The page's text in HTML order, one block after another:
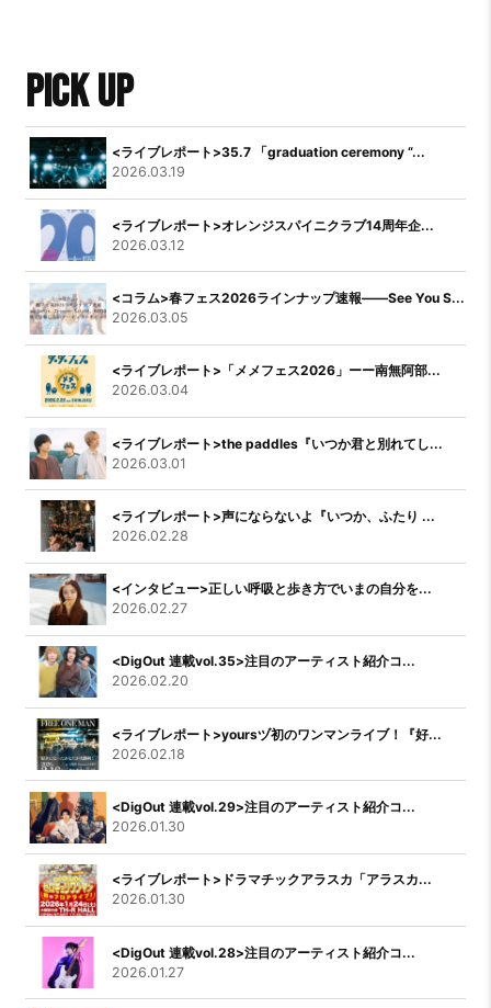
PICK UP
<ライブレポート>35.7 「graduation ceremony “...
2026.03.19
<ライブレポート>オレンジスパイニクラブ14周年企...
2026.03.12
<コラム>春フェス2026ラインナップ速報――See You S...
2026.03.05
<ライブレポート>「メメフェス2026」ーー南無阿部...
2026.03.04
<ライブレポート>the paddles『いつか君と別れてし...
2026.03.01
<ライブレポート>声にならないよ『いつか、ふたり ...
2026.02.28
<インタビュー>正しい呼吸と歩き方でいまの自分を...
2026.02.27
<DigOut 連載vol.35>注目のアーティスト紹介コ...
2026.02.20
<ライブレポート>yoursヅ初のワンマンライブ！『好...
2026.02.18
<DigOut 連載vol.29>注目のアーティスト紹介コ...
2026.01.30
<ライブレポート>ドラマチックアラスカ「アラスカ...
2026.01.30
<DigOut 連載vol.28>注目のアーティスト紹介コ...
2026.01.27